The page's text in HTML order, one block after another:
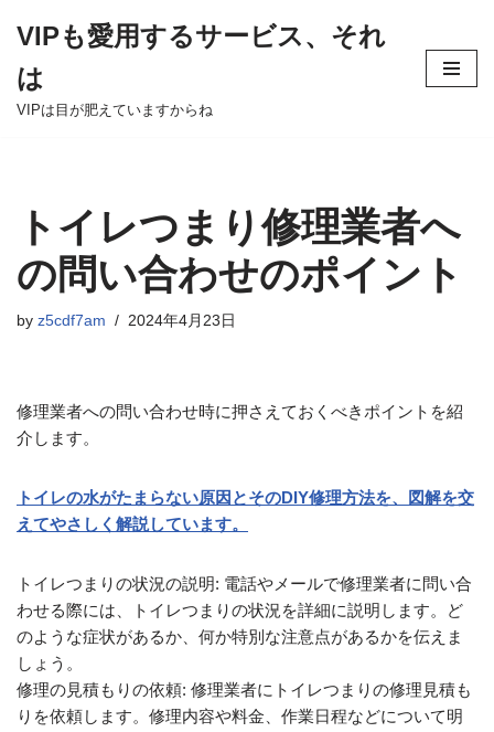
to
content
VIPも愛用するサービス、それ
は
VIPは目が肥えていますからね
トイレつまり修理業者へ
の問い合わせのポイント
by z5cdf7am 2024年4月23日
修理業者への問い合わせ時に押さえておくべきポイントを紹
介します。
トイレの水がたまらない原因とそのDIY修理方法を、図解を交
えてやさしく解説しています。
トイレつまりの状況の説明: 電話やメールで修理業者に問い合
わせる際には、トイレつまりの状況を詳細に説明します。ど
のような症状があるか、何か特別な注意点があるかを伝えま
しょう。
修理の見積もりの依頼: 修理業者にトイレつまりの修理見積も
りを依頼します。修理内容や料金、作業日程などについて明